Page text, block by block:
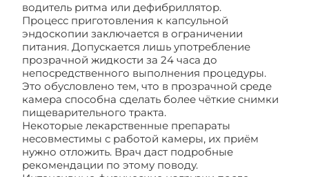
водитель ритма или дефибриллятор.
Процесс приготовления к капсульной
эндоскопии заключается в ограничении
питания. Допускается лишь употребление
прозрачной жидкости за 24 часа до
непосредственного выполнения процедуры.
Это обусловлено тем, что в прозрачной среде
камера способна сделать более чёткие снимки
пищеварительного тракта.
Некоторые лекарственные препараты
несовместимы с работой камеры, их приём
нужно отложить. Врач даст подробные
рекомендации по этому поводу.